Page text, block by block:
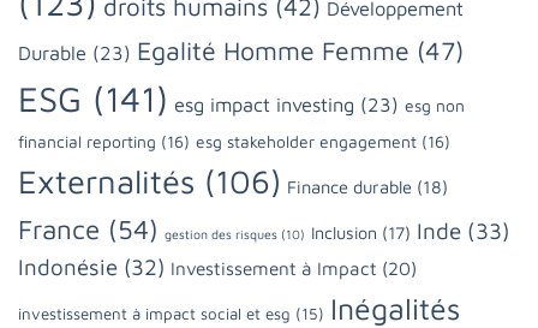
droits humains (42) Développement
Durable (23) Egalité Homme Femme (47)
ESG (141) esg impact investing (23) esg non
financial reporting (16) esg stakeholder engagement (16)
Externalités (106) Finance durable (18)
France (54) gestion des risques (10) Inclusion (17) Inde (33)
Indonésie (32) Investissement à Impact (20)
investissement à impact social et esg (15) Inégalités